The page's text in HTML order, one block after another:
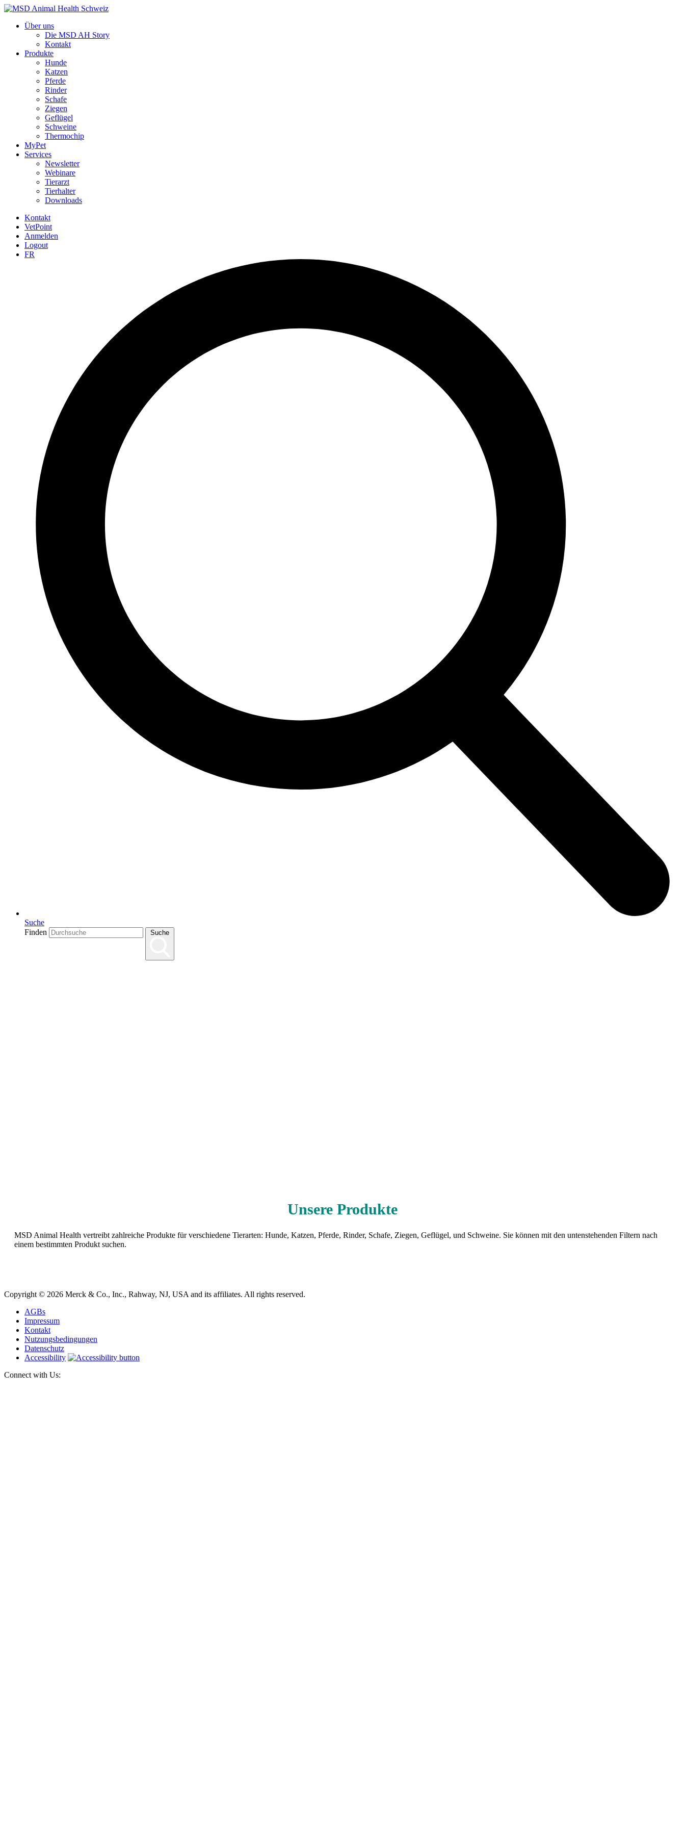
Über uns
Die MSD AH Story
Kontakt
Produkte
Hunde
Katzen
Pferde
Rinder
Schafe
Ziegen
Geflügel
Schweine
Thermochip
MyPet
Services
Newsletter
Webinare
Tierarzt
Tierhalter
Downloads
Kontakt
VetPoint
Anmelden
Logout
FR
Suche
Finden
Suche
Unsere Produkte
MSD Animal Health vertreibt zahlreiche Produkte für verschiedene Tierarten: Hunde, Katzen, Pferde, Rinder, Schafe, Ziegen, Geflügel, und Schweine. Sie können mit den untenstehenden Filtern nach
einem bestimmten Produkt suchen.
Copyright © 2026 Merck & Co., Inc., Rahway, NJ, USA and its affiliates. All rights reserved.
AGBs
Impressum
Kontakt
Nutzungsbedingungen
Datenschutz
Accessibility
Connect with Us: